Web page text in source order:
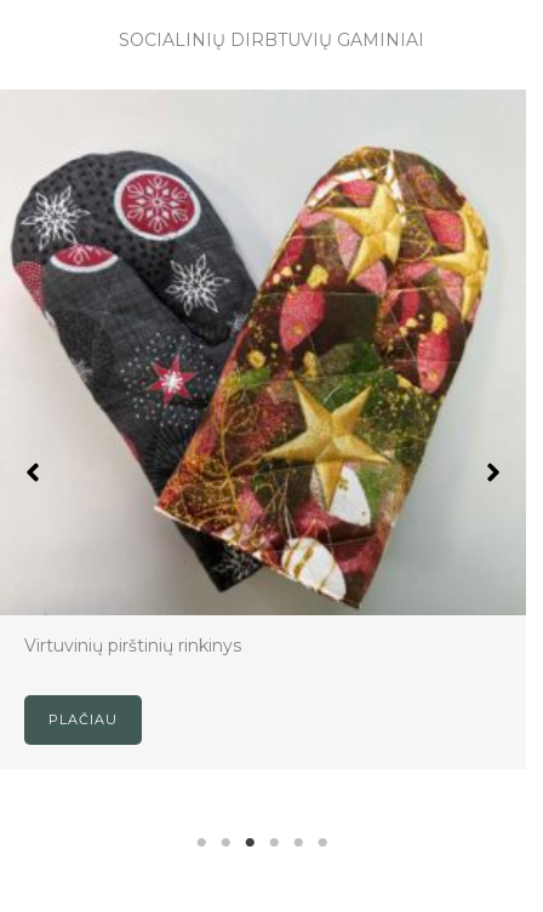
SOCIALINIŲ DIRBTUVIŲ GAMINIAI
Virtuvinių pirštinių rinkinys
PLAČIAU